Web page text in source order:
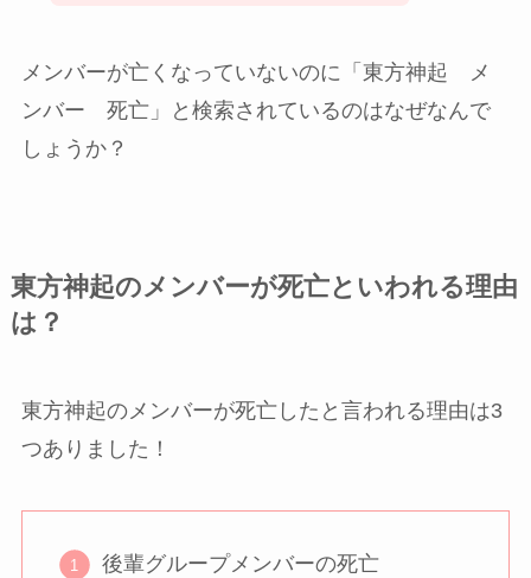
メンバーが亡くなっていないのに「東方神起 メ
ンバー 死亡」と検索されているのはなぜなんで
しょうか？
東方神起のメンバーが死亡といわれる理由
は？
東方神起のメンバーが死亡したと言われる理由は3
つありました！
後輩グループメンバーの死亡